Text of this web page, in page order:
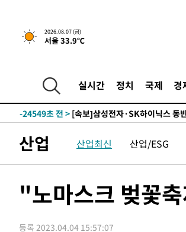
2026.08.07 (금)
서울 33.9℃
실시간 정치 국제 경
-27410초 전 >[속보]'300억원대 사기 혐의' 차가
-26604초 전 >"미 전국적 살모네라 식중독 원인
-24998초 전 >
[속보]합수본, '투표율 허위 입
압수수색
-24753초 전 >
-24549초 전 > [속보]삼성전자·SK하이닉스 동
-24503초 전 >
[속보]코스피, 6300선 재탈환
-21668초 전 >시리아 다마스쿠스 교외에서 미
-15930초 전 > 이란, 호르무즈서 "적국 목표물
발효
-12796초 전 >[속보]트럼프, 美 원정출산 금지 행
산업 산업최신 산업/ESG
"노마스크 벚꽃
등록 2023.04.04 15:57:07